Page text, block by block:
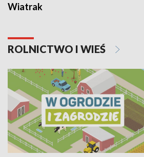
Wiatrak
ROLNICTWO I WIEŚ